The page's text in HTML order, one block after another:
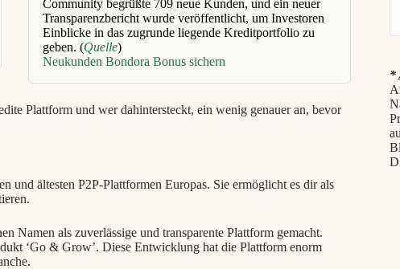
Community begrüßte 709 neue Kunden, und ein neuer
Transparenzbericht wurde veröffentlicht, um Investoren
Einblicke in das zugrunde liegende Kreditportfolio zu
geben. (Quelle)
Neukunden Bondora Bonus sichern
Plattform und wer dahintersteckt, ein wenig genauer an, bevor
und ältesten P2P-Plattformen Europas. Sie ermöglicht es dir als
Namen als zuverlässige und transparente Plattform gemacht.
‘Go & Grow’. Diese Entwicklung hat die Plattform enorm
*